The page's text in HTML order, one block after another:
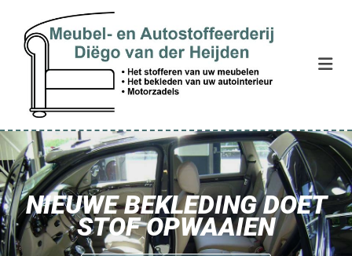
NIEUWE BEKLEDING DOET
STOF OPWAAIEN